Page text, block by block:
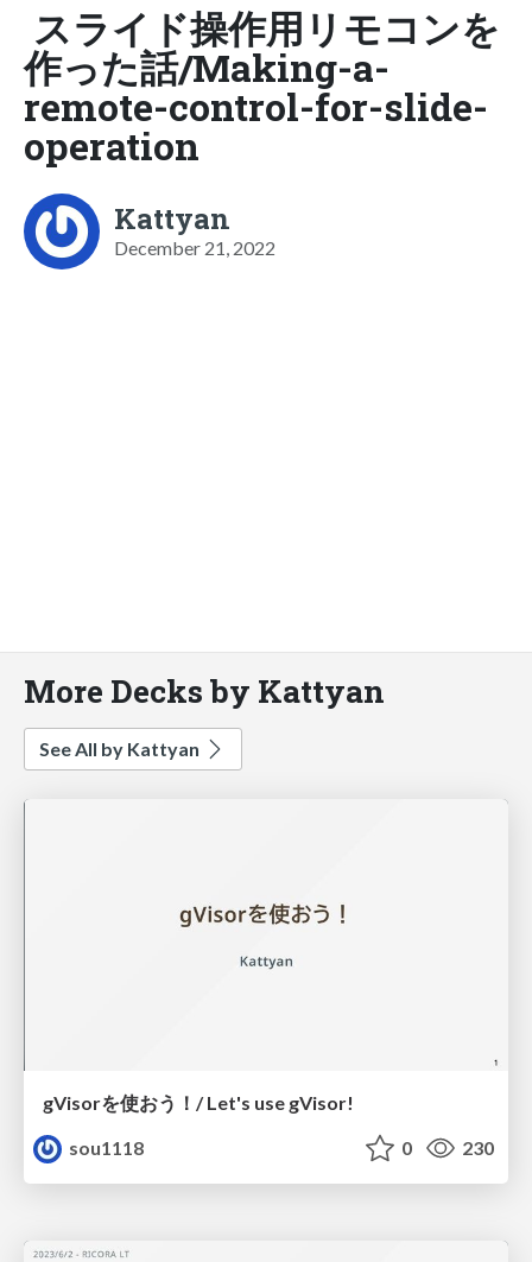
スライド操作用リモコンを
作った話/Making-a-
remote-control-for-slide-
operation
Kattyan
December 21, 2022
More Decks by Kattyan
See All by Kattyan
gVisorを使おう！/ Let's use gVisor!
sou1118
0 230